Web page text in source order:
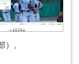
）。